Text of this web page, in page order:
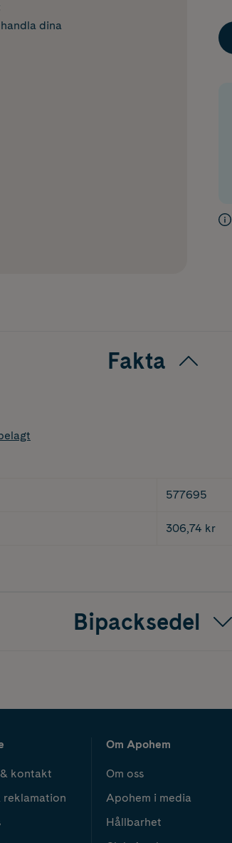
dina
Fakta
577695
306,74 kr
Bipacksedel
kontakt
Om Apohem
Om oss
Apohem i media
Hållbarhet